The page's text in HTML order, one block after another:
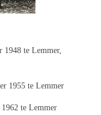
1948 te Lemmer,
1955 te Lemmer
te Lemmer